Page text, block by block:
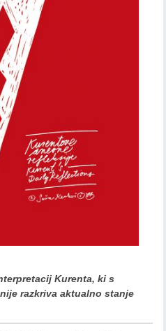
Kurenta, ki s
razkriva aktualno stanje